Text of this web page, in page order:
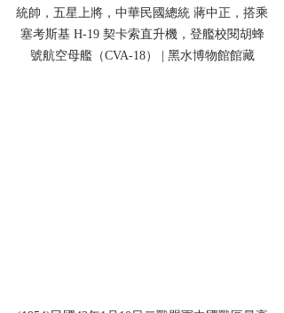
統帥，五星上將，中華民國總統 蔣中正，搭乘
塞考斯基 H-19 契卡索直升機，登艦校閱胡蜂
號航空母艦（CVA-18） | 黑水博物館館藏